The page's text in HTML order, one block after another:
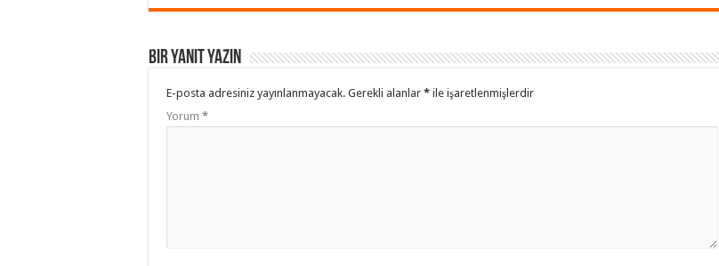
Bir yanıt yazın
E-posta adresiniz yayınlanmayacak. Gerekli alanlar * ile işaretlenmişlerdir
Yorum *